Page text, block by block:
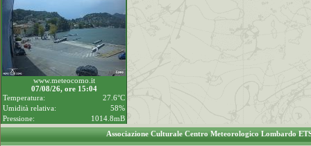
www.meteocomo.it
07/08/26, ore 15:04
Temperatura:
27.6°C
Umidità relativa:
58%
Pressione:
1014.8mB
Associazione Culturale Centro Meteorologico Lombardo